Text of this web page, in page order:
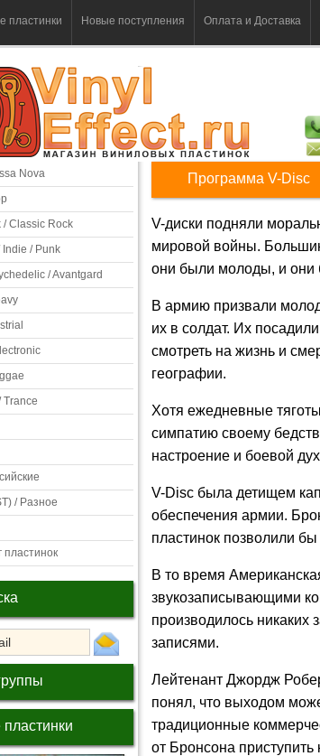
пластинки Новые поступления Оплата и Доставка
Nova
/ Classic Rock
/ Punk
/ Avantgard
Trance
/ Разное
пластинок
пластинки
Программа V-Disc
V-диски подняли
мировой войны.
они были молоды, и они
В армию призвали
их в солдат. Их
смотреть на жизнь и
географии.
Хотя ежедневные
симпатию своему
настроение и боевой
V-Disc была детищем
обеспечения армии.
пластинок позволили
В то время
звукозаписывающими
производилось
записями.
Лейтенант Джордж
понял, что выходом
традиционные
от Бронсона приступить